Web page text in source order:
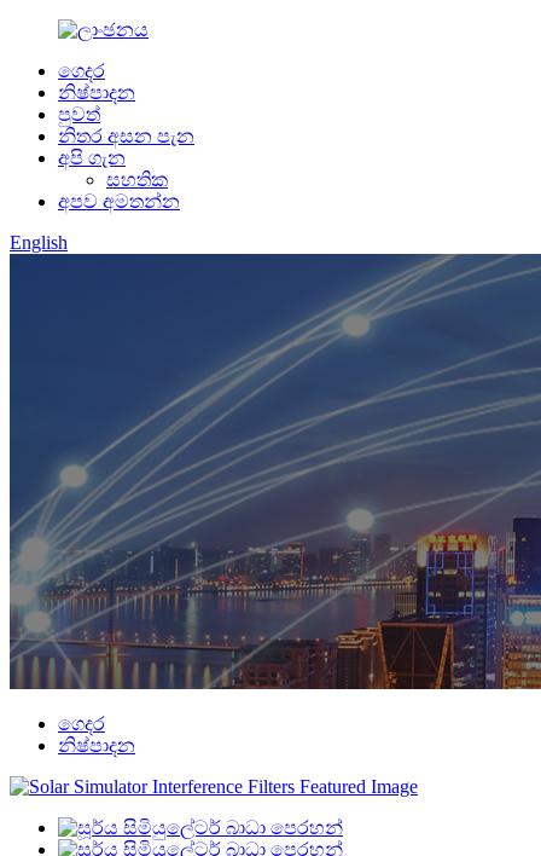
ගෙදර
නිෂ්පාදන
පුවත්
නිතර අසන පැන
අපි ගැන
සහතික
අපව අමතන්න
English
ගෙදර
නිෂ්පාදන